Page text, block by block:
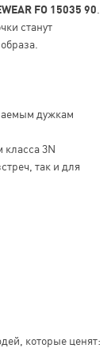
FO 15035 90.
станут
дужкам
класса 3N
так и для
которые ценят: